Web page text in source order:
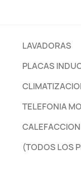
LAVADORAS
PLACAS
TELEFONIA
CALEFACCION
(TODOS LOS